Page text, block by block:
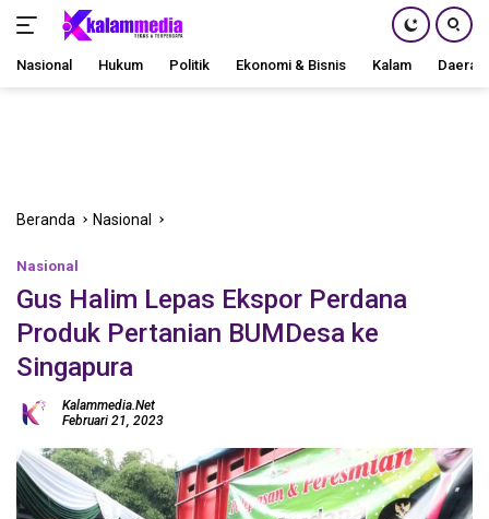
Nasional Hukum Politik Ekonomi & Bisnis Kalam Daerah
Beranda Nasional
Nasional
Gus Halim Lepas Ekspor Perdana
Produk Pertanian BUMDesa ke
Singapura
Kalammedia.net
Februari 21, 2023